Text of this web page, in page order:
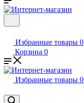
Избранные товары 0
Корзина 0
Избранные товары 0